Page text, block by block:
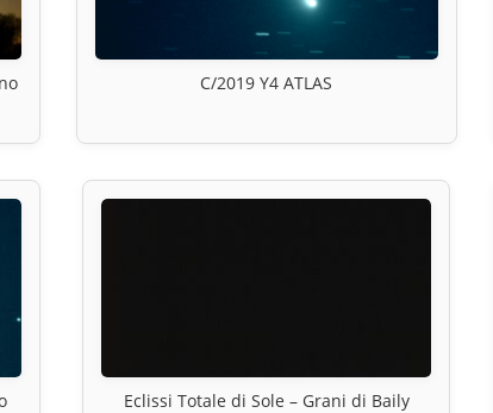
C/2019 Y4 ATLAS
Eclissi Totale di Sole – Grani di Baily